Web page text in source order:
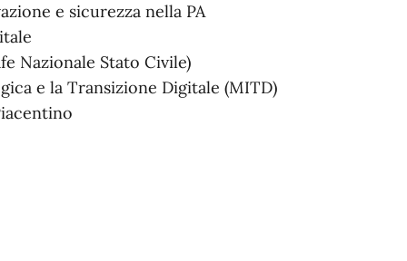
e sicurezza nella PA
Nazionale Stato Civile)
e la Transizione Digitale (MITD)